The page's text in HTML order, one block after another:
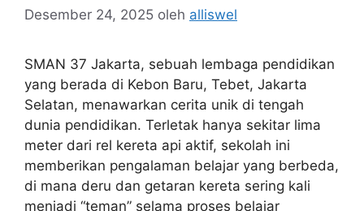
Desember 24, 2025 oleh alliswel
SMAN 37 Jakarta, sebuah lembaga pendidikan
yang berada di Kebon Baru, Tebet, Jakarta
Selatan, menawarkan cerita unik di tengah
dunia pendidikan. Terletak hanya sekitar lima
meter dari rel kereta api aktif, sekolah ini
memberikan pengalaman belajar yang berbeda,
di mana deru dan getaran kereta sering kali
menjadi “teman” selama proses belajar